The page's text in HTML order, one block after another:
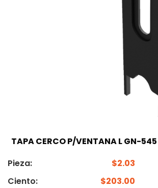
TAPA CERCO P/VENTANA L GN-
Pieza:
$2.03
Ciento:
$203.00